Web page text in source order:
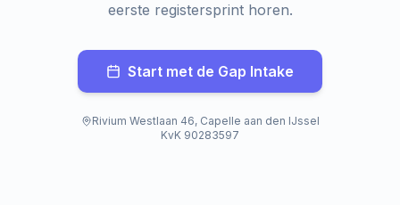
eerste registersprint horen.
Start met de Gap Intake
Rivium Westlaan 46, Capelle aan den IJssel
KvK 90283597